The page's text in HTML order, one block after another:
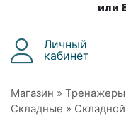
или
Личный
кабинет
Магазин » Тренажеры
Складные »